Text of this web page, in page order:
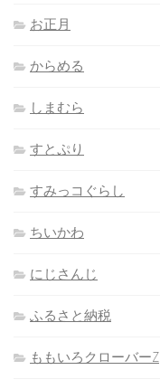
お正月
からめる
しまむら
すとぷり
すみっコぐらし
ちいかわ
にじさんじ
ふるさと納税
ももいろクローバーZ